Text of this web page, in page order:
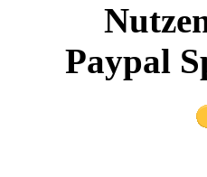
Paypal